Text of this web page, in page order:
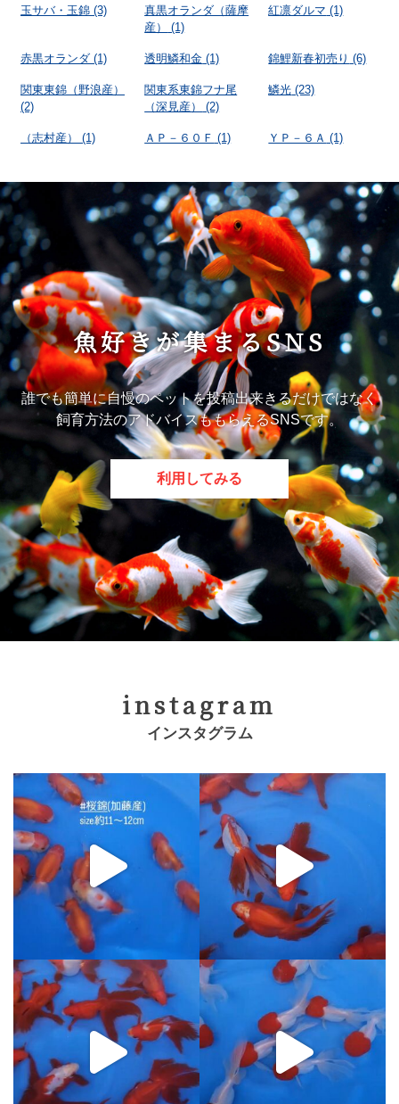
玉サバ・玉錦 (3)
真黒オランダ（薩摩
産）
(1)
紅凛ダルマ (1)
赤黒オランダ (1) 透明鱗和金 (1) 錦鯉新春初売り (6)
関東東錦（野浪産）
(2)
関東系東錦フナ尾
（深見産）
(2)
鱗光 (23)
（志村産） (1) ＡＰ－６０Ｆ (1) ＹＰ－６Ａ (1)
魚好きが集まるSNS
誰でも簡単に自慢のペットを投稿出来きるだけではなく
飼育方法のアドバイスももらえるSNSです。
利用してみる
instagram
インスタグラム